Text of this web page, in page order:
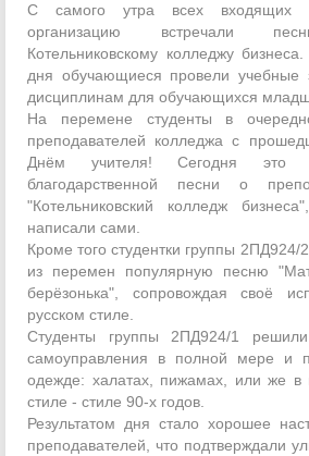
С самого утра всех входящих в
организацию встречали
Котельниковскому колледжу
дня обучающиеся провели учебные
дисциплинам для обучающихся
На перемене студенты в
преподавателей колледжа с
Днём учителя! Сегодня это
благодарственной песни о
"Котельниковский колледж
написали сами.
Кроме того студентки группы
из перемен популярную песню
берёзонька", сопровождая своё
русском стиле.
Студенты группы 2ПД924/1
самоуправления в полной мере и
одежде: халатах, пижамах, или же в
стиле - стиле 90-х годов.
Результатом дня стало хорошее
преподавателей, что подтверждали